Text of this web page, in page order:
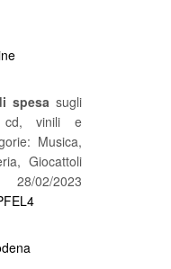
spesa sugli
cd, vinili e
Musica,
Giocattoli
02/2023